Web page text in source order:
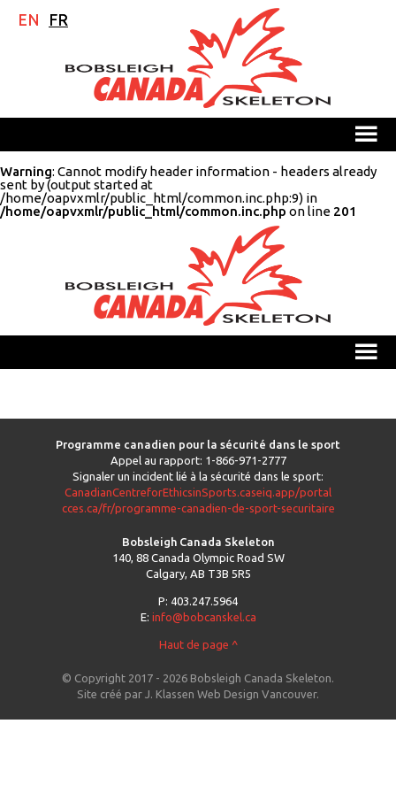
EN FR
M
Warning: Cannot modify header information - headers already
sent by (output started at
/home/oapvxmlr/public_html/common.inc.php:9) in
/home/oapvxmlr/public_html/common.inc.php on line 201
EN FR
M
Programme canadien pour la sécurité dans le sport
Appel au rapport: 1-866-971-2777
Signaler un incident lié à la sécurité dans le sport:
CanadianCentreforEthicsinSports.caseiq.app/portal
cces.ca/fr/programme-canadien-de-sport-securitaire
Bobsleigh Canada Skeleton
140, 88 Canada Olympic Road SW
Calgary, AB T3B 5R5
P: 403.247.5964
E: info@bobcanskel.ca
Haut de page ^
© Copyright 2017 - 2026 Bobsleigh Canada Skeleton.
Site créé par J. Klassen Web Design Vancouver.